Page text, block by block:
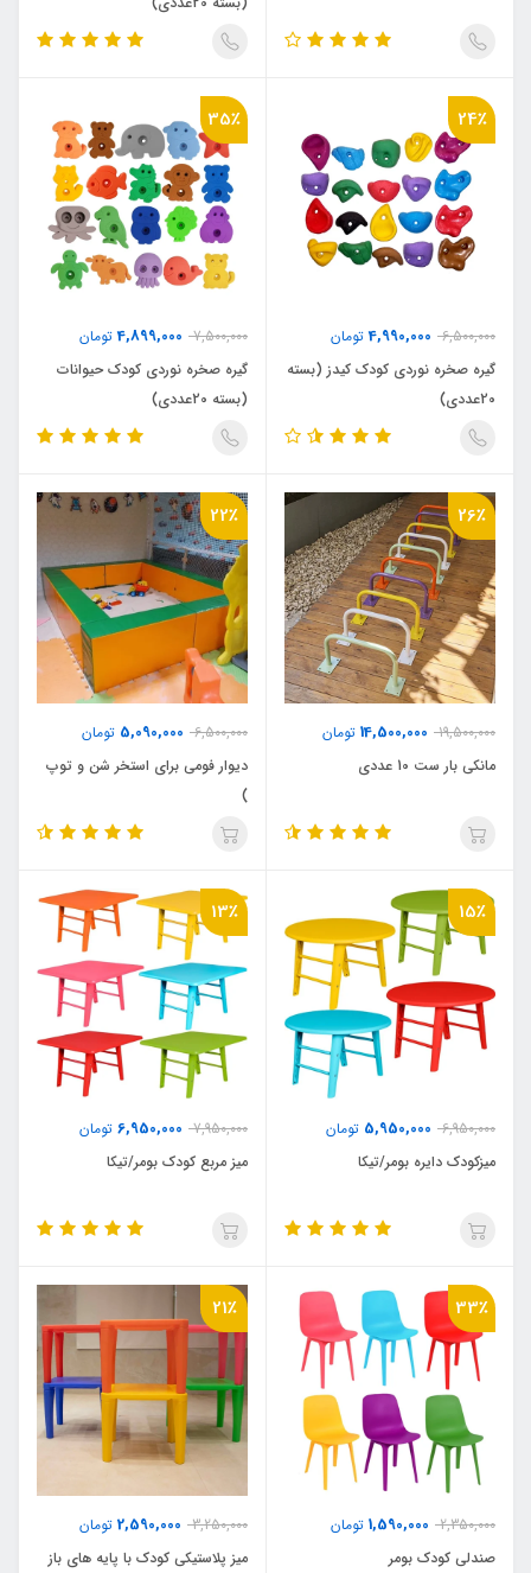
24٪
6,500,000
4,990,000تومان
گیره صخره نوردی کودک کیدز (بسته
20عددی)
35٪
7,500,000
4,899,000تومان
گیره صخره نوردی کودک حیوانات
(بسته 20عددی)
26٪
19,500,000
14,500,000 تومان
مانکی بار ست 10 عددی
22٪
6,500,000
5,090,000 تومان
دیوار فومی برای استخر شن و توپ
)
15٪
6,950,000
5,950,000 تومان
میزکودک دایره بومر/تیکا
13٪
7,950,000
6,950,000 تومان
میز مربع کودک بومر/تیکا
33٪
2,350,000
1,590,000 تومان
صندلی کودک بومر
21٪
3,250,000
2,590,000 تومان
میز پلاستیکی کودک با پایه های باز